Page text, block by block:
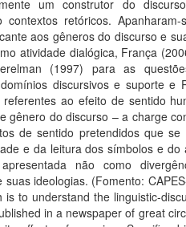
um construtor do
contextos retóricos.
aos gêneros do discurso e
atividade dialógica, França
(1997) para as
discursivos e suporte e
referentes ao efeito de sentido
gênero do discurso – a charge
de sentido pretendidos que
e da leitura dos símbolos e
apresentada não como
suas ideologias. (Fomento:
is to understand the linguistic-
in a newspaper of great